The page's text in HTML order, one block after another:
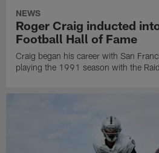
NEWS
Roger Craig inducted
Football Hall of Fame
Craig began his career with San
playing the 1991 season with the